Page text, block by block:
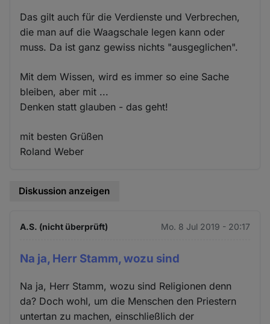
Das gilt auch für die Verdienste und Verbrechen,
die man auf die Waagschale legen kann oder
muss. Da ist ganz gewiss nichts "ausgeglichen".
Mit dem Wissen, wird es immer so eine Sache
bleiben, aber mit ...
Denken statt glauben - das geht!
mit besten Grüßen
Roland Weber
Diskussion anzeigen
A.S. (nicht überprüft) Mo. 8 Jul 2019 - 20:17
Na ja, Herr Stamm, wozu sind
Na ja, Herr Stamm, wozu sind Religionen denn
da? Doch wohl, um die Menschen den Priestern
untertan zu machen, einschließlich der